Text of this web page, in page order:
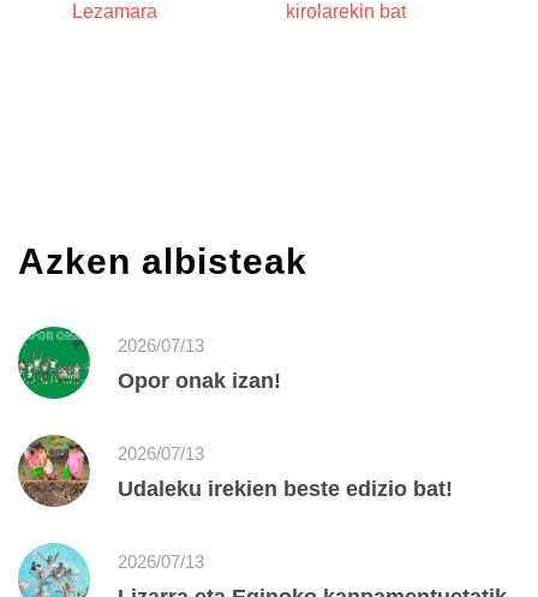
Lezamara
kirolarekin bat
Azken albisteak
2026/07/13
Opor onak izan!
2026/07/13
Udaleku irekien beste edizio bat!
2026/07/13